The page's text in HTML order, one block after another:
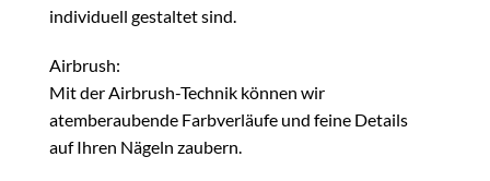
individuell gestaltet sind.
Airbrush:
Mit der Airbrush-Technik können wir
atemberaubende Farbverläufe und feine Details
auf Ihren Nägeln zaubern.